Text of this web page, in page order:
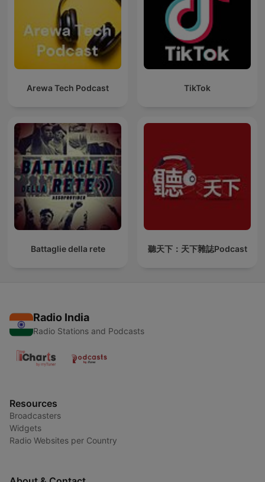
Arewa Tech Podcast TikTok
Battaglie della rete 聽天下：天下雜誌Podcast
Radio India
Radio Stations and Podcasts
Resources
Broadcasters
Widgets
Radio Websites per Country